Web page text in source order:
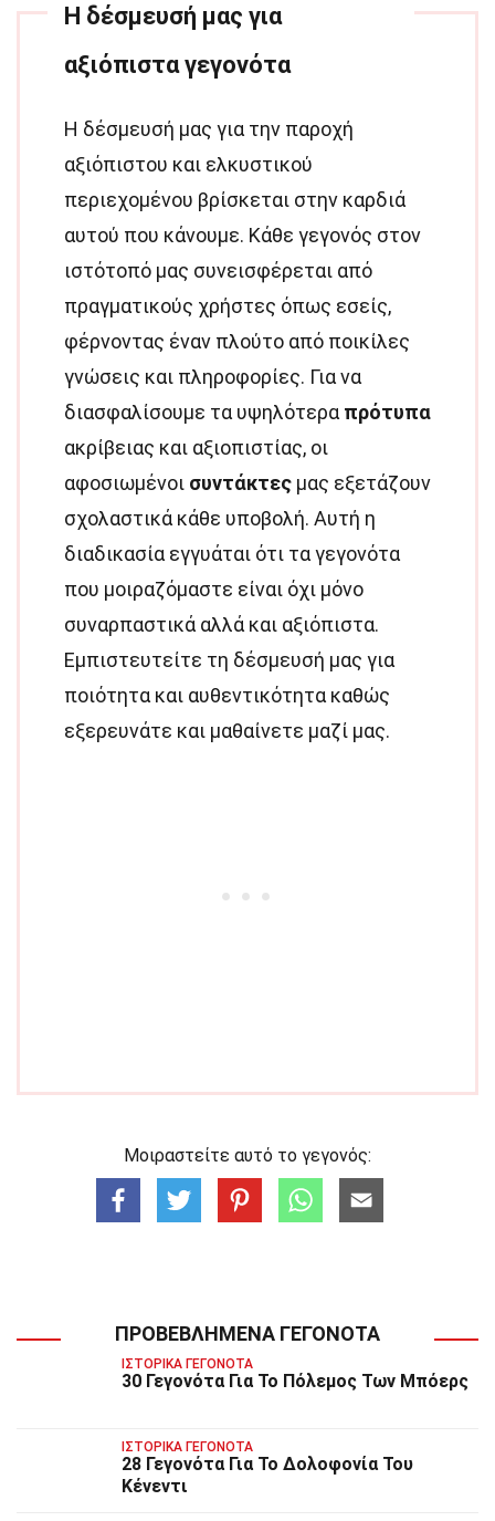
Η δέσμευσή μας για
αξιόπιστα γεγονότα
Η δέσμευσή μας για την παροχή
αξιόπιστου και ελκυστικού
περιεχομένου βρίσκεται στην καρδιά
αυτού που κάνουμε. Κάθε γεγονός στον
ιστότοπό μας συνεισφέρεται από
πραγματικούς χρήστες όπως εσείς,
φέρνοντας έναν πλούτο από ποικίλες
γνώσεις και πληροφορίες. Για να
διασφαλίσουμε τα υψηλότερα πρότυπα
ακρίβειας και αξιοπιστίας, οι
αφοσιωμένοι συντάκτες μας εξετάζουν
σχολαστικά κάθε υποβολή. Αυτή η
διαδικασία εγγυάται ότι τα γεγονότα
που μοιραζόμαστε είναι όχι μόνο
συναρπαστικά αλλά και αξιόπιστα.
Εμπιστευτείτε τη δέσμευσή μας για
ποιότητα και αυθεντικότητα καθώς
εξερευνάτε και μαθαίνετε μαζί μας.
Μοιραστείτε αυτό το γεγονός:
ΠΡΟΒΕΒΛΗΜΈΝΑ ΓΕΓΟΝΌΤΑ
ΙΣΤΟΡΙΚΆ ΓΕΓΟΝΌΤΑ
30 Γεγονότα Για Το Πόλεμος Των Μπόερς
ΙΣΤΟΡΙΚΆ ΓΕΓΟΝΌΤΑ
28 Γεγονότα Για Το Δολοφονία Του
Κένεντι